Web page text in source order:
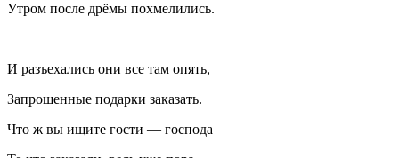
Утром после дрёмы похмелились.
И разъехались они все там опять,
Запрошенные подарки заказать.
Что ж вы ищите гости — господа